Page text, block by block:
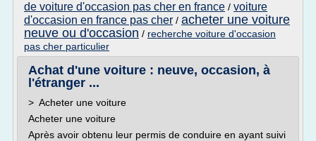
de voiture d'occasion pas cher en france / voiture
d'occasion en france pas cher / acheter une voiture
neuve ou d'occasion / recherche voiture d'occasion
pas cher particulier
Achat d'une voiture : neuve, occasion, à
l'étranger ...
> Acheter une voiture
Acheter une voiture
Après avoir obtenu leur permis de conduire en ayant suivi